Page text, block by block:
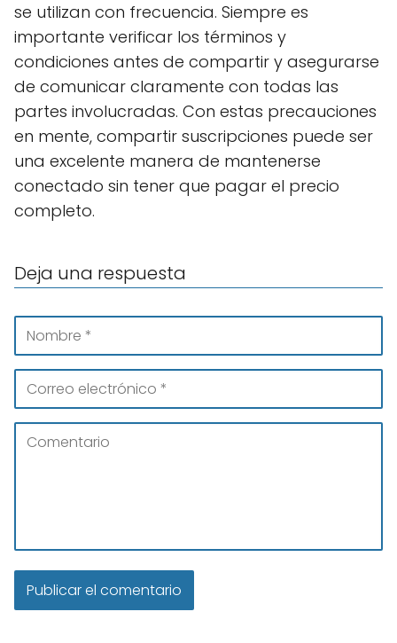
se utilizan con frecuencia. Siempre es
importante verificar los términos y
condiciones antes de compartir y asegurarse
de comunicar claramente con todas las
partes involucradas. Con estas precauciones
en mente, compartir suscripciones puede ser
una excelente manera de mantenerse
conectado sin tener que pagar el precio
completo.
Deja una respuesta